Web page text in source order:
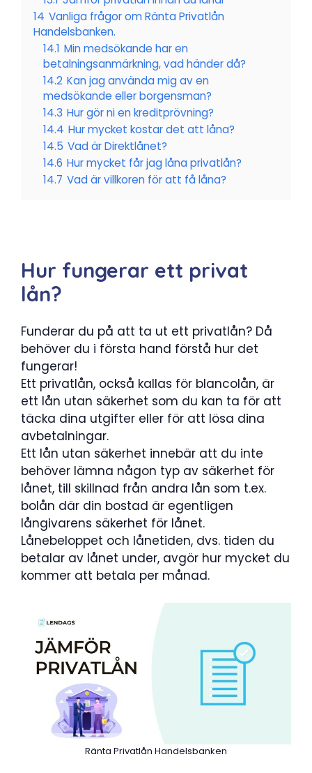
14 Vanliga frågor om Ränta Privatlån
Handelsbanken.
14.1 Min medsökande har en
betalningsanmärkning, vad händer då?
14.2 Kan jag använda mig av en
medsökande eller borgensman?
14.3 Hur gör ni en kreditprövning?
14.4 Hur mycket kostar det att låna?
14.5 Vad är Direktlånet?
14.6 Hur mycket får jag låna privatlån?
14.7 Vad är villkoren för att få låna?
Hur fungerar ett privat
lån?
Funderar du på att ta ut ett privatlån? Då
behöver du i första hand förstå hur det
fungerar!
Ett privatlån, också kallas för blancolån, är
ett lån utan säkerhet som du kan ta för att
täcka dina utgifter eller för att lösa dina
avbetalningar.
Ett lån utan säkerhet innebär att du inte
behöver lämna någon typ av säkerhet för
lånet, till skillnad från andra lån som t.ex.
bolån där din bostad är egentligen
långivarens säkerhet för lånet.
Lånebeloppet och lånetiden, dvs. tiden du
betalar av lånet under, avgör hur mycket du
kommer att betala per månad.
Ränta Privatlån Handelsbanken